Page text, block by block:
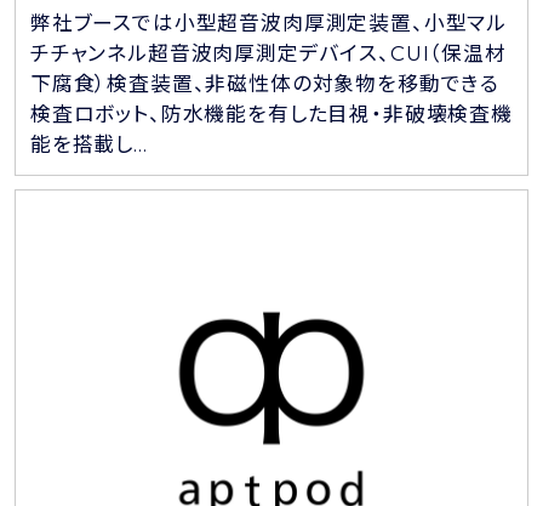
弊社ブースでは小型超音波肉厚測定装置、小型マル
チチャンネル超音波肉厚測定デバイス、CUI（保温材
下腐食）検査装置、非磁性体の対象物を移動できる
検査ロボット、防水機能を有した目視・非破壊検査機
能を搭載し...